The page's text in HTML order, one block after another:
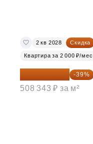
2 кв 2028 Скидка
Квартира за 2 000 ₽/мес
44 073 381 ₽ -39%
508 343 ₽ за м²